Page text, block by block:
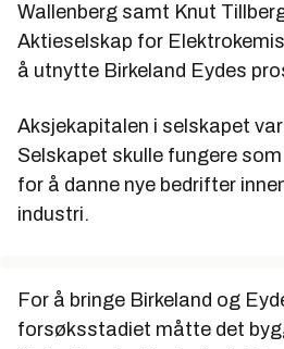
Wallenberg samt Knut
Aktieselskap for
å utnytte Birkeland Eydes
Aksjekapitalen i selskapet
Selskapet skulle fungere
for å danne nye bedrifter
industri.
For å bringe Birkeland og
forsøksstadiet måtte det